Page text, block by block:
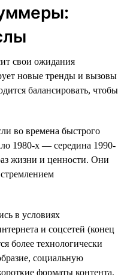
свои ожидания
новые тренды и вызовы
балансировать, чтобы
во времена быстрого
1980-х — середина 1990-
жизни и ценности. Они
в условиях
и соцсетей (конец
более технологически
социальную
форматы контента.